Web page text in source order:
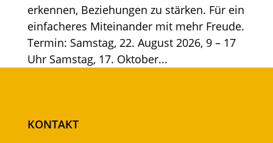
erkennen, Beziehungen zu stärken. Für ein
einfacheres Miteinander mit mehr Freude.
Termin: Samstag, 22. August 2026, 9 – 17
Uhr Samstag, 17. Oktober...
KONTAKT